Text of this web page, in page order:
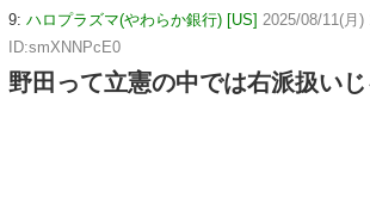
9: ハロプラズマ(やわらか銀行) [US] 2025/08/11(月)
ID:smXNNPcE0
野田って立憲の中では右派扱い